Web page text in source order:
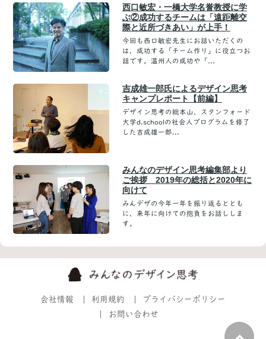
西口敏宏・一橋大学名誉教授に学
ぶ②成功するチームは「遠距離交
際と近所づきあい」が上手！
今回も西口敏宏先生にお話いただくの
は、成功する「チーム作り」に役立つお
話です。温州人の成功や「...
吉成雄一郎氏によるデザイン思考
キャンプレポート【前編】
デザイン思考の総本山、スタンフォード
大学d.schoolの社会人プログラムを修了
した吉成雄一郎...
みんなのデザイン思考編集部より
ご挨拶 2019年の総括と2020年に
向けて
みんデザの今年一年を振り返るととも
に、来年に向けての抱負をお話ししま
す。
会社情報 利用規約
プライバシーポリシー
お問い合わせ